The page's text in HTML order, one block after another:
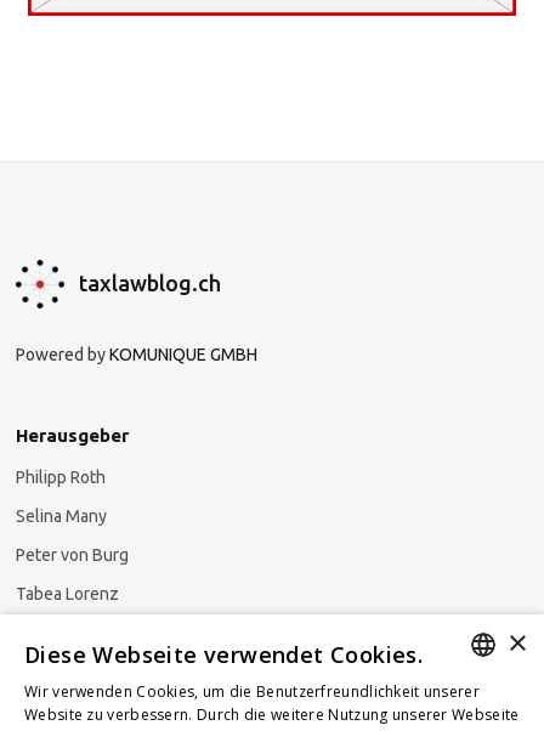
taxlawblog.ch
Powered byKOMUNIQUE GMBH
Herausgeber
Philipp Roth
Selina Many
Peter von Burg
Tabea Lorenz
GERMAN
×
Diese Webseite verwendet Cookies.
Wir verwenden Cookies, um die Benutzerfreundlichkeit unserer
Website zu verbessern. Durch die weitere Nutzung unserer Webseite